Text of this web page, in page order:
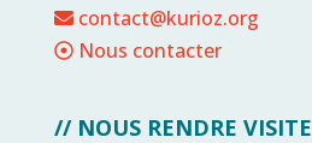
contact@kurioz.org
Nous contacter
// NOUS RENDRE VISITE